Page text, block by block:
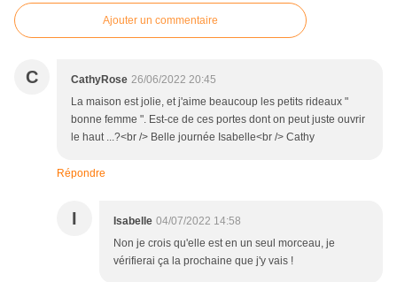
Ajouter un commentaire
C CathyRose 26/06/2022 20:45
La maison est jolie, et j'aime beaucoup les petits rideaux "
bonne femme ". Est-ce de ces portes dont on peut juste ouvrir
le haut ...?<br /> Belle journée Isabelle<br /> Cathy
Répondre
I Isabelle 04/07/2022 14:58
Non je crois qu'elle est en un seul morceau, je
vérifierai ça la prochaine que j'y vais !